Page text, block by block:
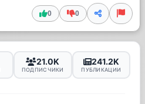
0 0
21.0K
ПОДПИСЧИКИ
241.2K
ПУБЛИКАЦИИ